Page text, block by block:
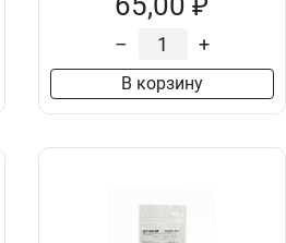
– +
В корзину